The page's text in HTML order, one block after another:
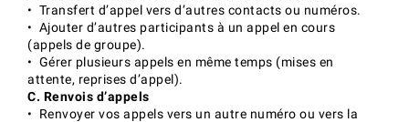
• Transfert d’appel vers d’autres contacts ou numéros.
• Ajouter d’autres participants à un appel en cours
(appels de groupe).
• Gérer plusieurs appels en même temps (mises en
attente, reprises d’appel).
C. Renvois d’appels
• Renvoyer vos appels vers un autre numéro ou vers la